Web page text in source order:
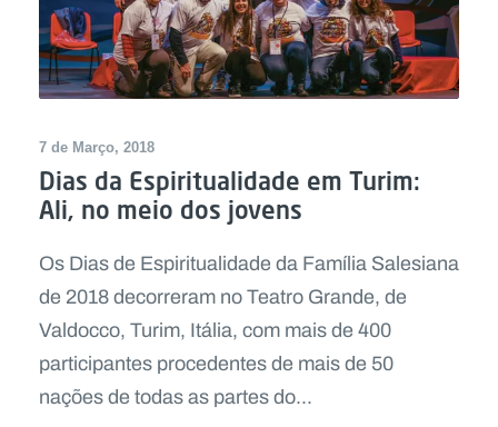
7 de Março, 2018
Dias da Espiritualidade em Turim:
Ali, no meio dos jovens
Os Dias de Espiritualidade da Família Salesiana
de 2018 decorreram no Teatro Grande, de
Valdocco, Turim, Itália, com mais de 400
participantes procedentes de mais de 50
nações de todas as partes do...